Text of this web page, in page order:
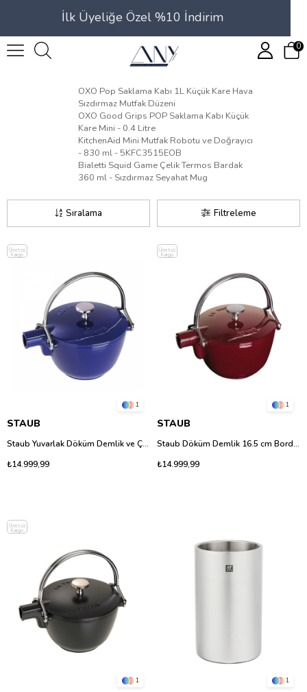
İlk Üyeliğe Özel %10 İndirim
0
OXO Pop Saklama Kabı 1L Küçük Kare Hava
Sızdırmaz Mutfak Düzeni
OXO Good Grips POP Saklama Kabı Küçük
Kare Mini - 0.4 Litre
KitchenAid Mini Mutfak Robotu ve Doğrayıcı
- 830 ml - 5KFC3515EOB
Bialetti Squid Game Çelik Termos Bardak
360 ml - Sızdırmaz Seyahat Mug
Filtreleme
Sıralama
1
STAUB
Staub Yuvarlak Döküm Demlik ve Çaydanlık - Koyu Mavi (16.5 cm)
₺14.999,99
Ücretsiz
Kargo
1
STAUB
Staub Döküm Demlik 16.5 cm Bordo – Emaye Kaplamalı Çay Demliği
₺14.999,99
Ücretsiz
Kargo
1
Ücretsiz
Kargo
1